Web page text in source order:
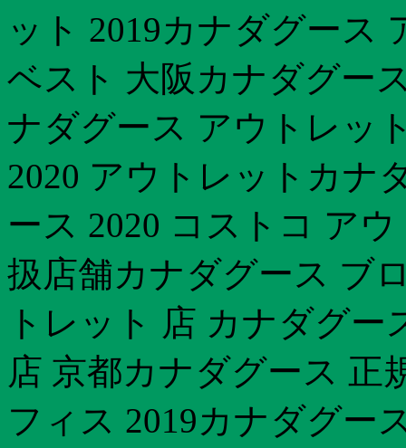
ット 2019カナダグース
ベスト 大阪カナダグー
ナダグース アウトレッ
2020 アウトレットカナ
ース 2020 コストコ ア
扱店舗カナダグース ブ
トレット 店 カナダグー
店 京都カナダグース 正
フィス 2019カナダグー